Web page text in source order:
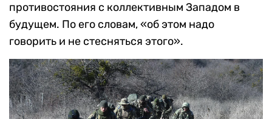
противостояния с коллективным Западом в
будущем. По его словам, «об этом надо
говорить и не стесняться этого».